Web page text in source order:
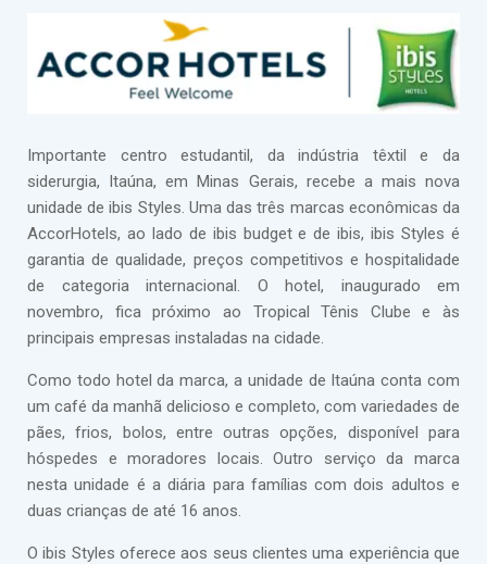
Importante centro estudantil, da indústria têxtil e da
siderurgia, Itaúna, em Minas Gerais, recebe a mais nova
unidade de ibis Styles. Uma das três marcas econômicas da
AccorHotels, ao lado de ibis budget e de ibis, ibis Styles é
garantia de qualidade, preços competitivos e hospitalidade
de categoria internacional. O hotel, inaugurado em
novembro, fica próximo ao Tropical Tênis Clube e às
principais empresas instaladas na cidade.
Como todo hotel da marca, a unidade de Itaúna conta com
um café da manhã delicioso e completo, com variedades de
pães, frios, bolos, entre outras opções, disponível para
hóspedes e moradores locais. Outro serviço da marca
nesta unidade é a diária para famílias com dois adultos e
duas crianças de até 16 anos.
O ibis Styles oferece aos seus clientes uma experiência que